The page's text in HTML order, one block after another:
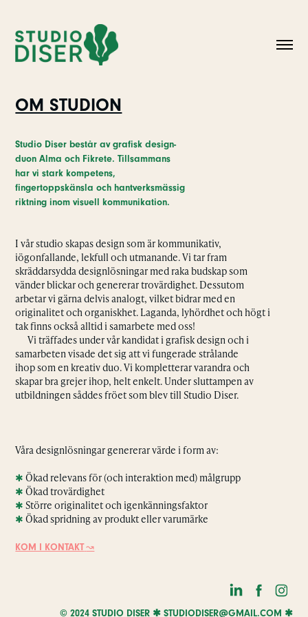
OM STUDION
Studio Diser består av grafisk design-
duon Alma och Fikrete. Tillsammans
har vi stark kompetens,
fingertoppskänsla och hantverksmässig
riktning inom visuell kommunikation.
I vår studio skapas design som är kommunikativ,
iögonfallande, lekfull och utmanande. Vi tar fram
skräddarsydda designlösningar med raka budskap som
vänder blickar och genererar trovärdighet. Dessutom
arbetar vi gärna delvis analogt, vilket bidrar med en
originalitet och organiskhet. Laganda, lyhördhet och högt i
tak finns också alltid i samarbete med oss!
Vi träffades under vår kandidat i grafisk design och i
samarbeten visade det sig att vi fungerade strålande
ihop som en kreativ duo. Vi kompletterar varandra och
skapar bra grejer ihop, helt enkelt. Under sluttampen av
utbildningen såddes fröet som blev till Studio Diser.
Våra designlösningar genererar värde i form av:
✱ Ökad relevans för (och interaktion med) målgrupp
✱ Ökad trovärdighet
✱ Större originalitet och igenkänningsfaktor
✱ Ökad spridning av produkt eller varumärke
KOM I KONTAKT↝
© 2024 STUDIO DISER ✱ STUDIODISER@GMAIL.COM ✱